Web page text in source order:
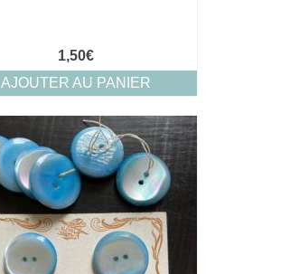
1,50€
AJOUTER AU PANIER